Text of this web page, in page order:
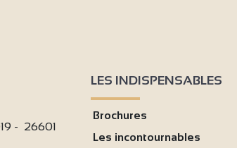
- 26601
LES INDISPENSABLES
Brochures
Les incontournables